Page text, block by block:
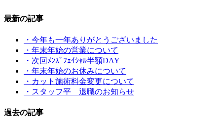
最新の記事
・今年も一年ありがとうございました
・年末年始の営業について
・次回ﾒﾝｽﾞﾌｪｲｼｬﾙ半額DAY
・年末年始のお休みについて
・カット施術料金変更について
・スタッフ平 退職のお知らせ
過去の記事